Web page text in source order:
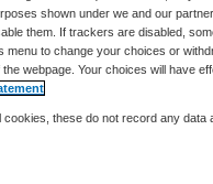
,08:28 82 keer gelezen
als later de
shown under we and our
them. If trackers are disabled,
to change your choices or
webpage. Your choices will have
these do not record any data